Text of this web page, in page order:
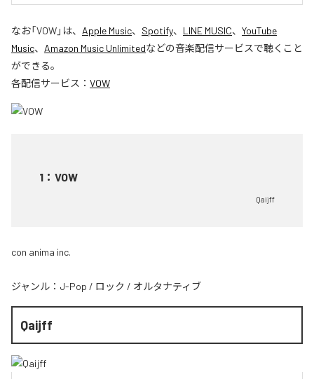
なお「VOW」は、 Apple Music、 Spotify、 LINE MUSIC、 YouTube
Music、 Amazon Music Unlimitedなどの音楽配信サービスで聴くこと
ができる。
各配信サービス： VOW
1 ： VOW
Qaijff
con anima inc.
ジャンル： J-Pop / ロック / オルタナティブ
Qaijff